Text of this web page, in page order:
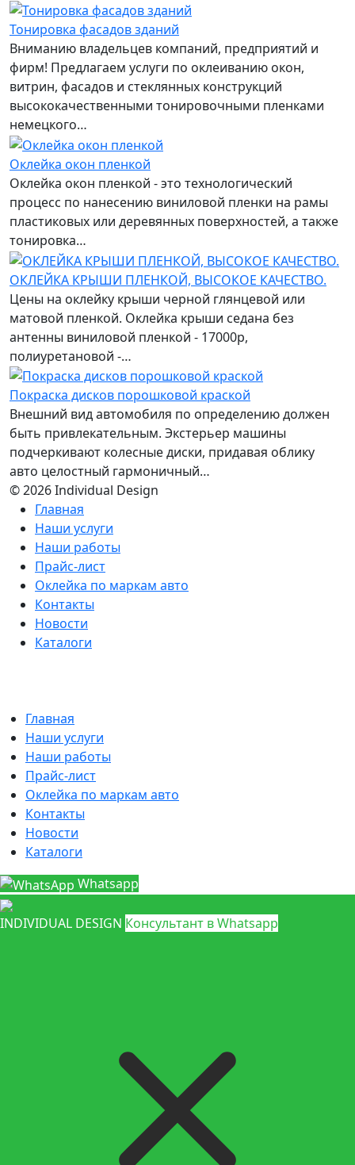
Тонировка фасадов зданий
Вниманию владельцев компаний, предприятий и
фирм! Предлагаем услуги по оклеиванию окон,
витрин, фасадов и стеклянных конструкций
высококачественными тонировочными пленками
немецкого…
Оклейка окон пленкой
Оклейка окон пленкой - это технологический
процесс по нанесению виниловой пленки на рамы
пластиковых или деревянных поверхностей, а также
тонировка…
ОКЛЕЙКА КРЫШИ ПЛЕНКОЙ, ВЫСОКОЕ КАЧЕСТВО.
Цены на оклейку крыши черной глянцевой или
матовой пленкой. Оклейка крыши седана без
антенны виниловой пленкой - 17000р,
полиуретановой -…
Покраска дисков порошковой краской
Внешний вид автомобиля по определению должен
быть привлекательным. Экстерьер машины
подчеркивают колесные диски, придавая облику
авто целостный гармоничный…
© 2026 Individual Design
Главная
Наши услуги
Наши работы
Прайс-лист
Оклейка по маркам авто
Контакты
Новости
Каталоги
Главная
Наши услуги
Наши работы
Прайс-лист
Оклейка по маркам авто
Контакты
Новости
Каталоги
Whatsapp
INDIVIDUAL DESIGN Консультант в Whatsapp